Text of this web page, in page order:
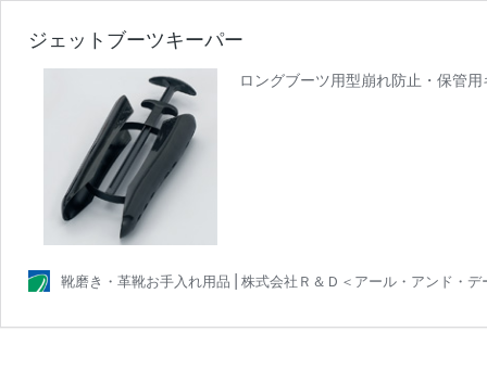
ジェットブーツキーパー
ロングブーツ用型崩れ防止・保管
靴磨き・革靴お手入れ用品 | 株式会社Ｒ＆Ｄ＜アール・アンド・デ